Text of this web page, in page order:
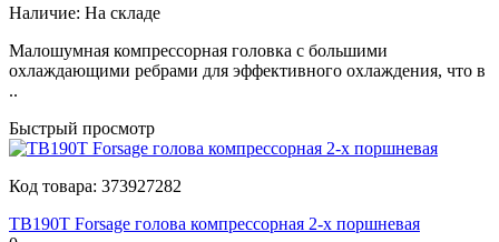
Наличие: На складе
Малошумная компрессорная головка с большими
охлаждающими ребрами для эффективного охлаждения, что в
..
Быстрый просмотр
Код товара: 373927282
TB190T Forsage голова компрессорная 2-х поршневая